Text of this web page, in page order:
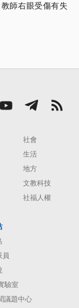
師右眼受傷有失
社會
生活
地方
文教科技
社福人權
員
驗室
議題中心